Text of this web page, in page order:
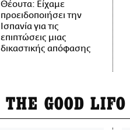
Θέουτα: Είχαμε
προειδοποιήσει την
Ισπανία για τις
επιπτώσεις μιας
δικαστικής απόφασης
THE GOOD LIFO